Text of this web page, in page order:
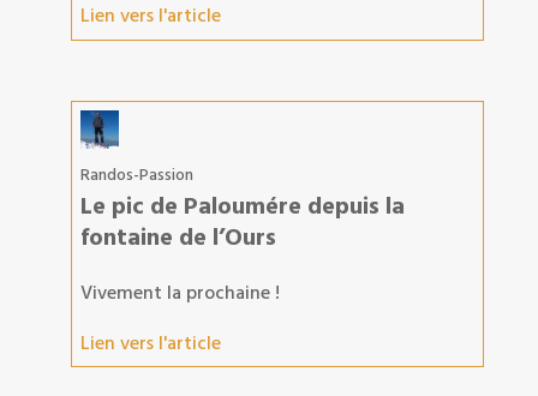
Lien vers l'article
Randos-Passion
Le pic de Paloumére depuis la
fontaine de l’Ours
Vivement la prochaine !
Lien vers l'article